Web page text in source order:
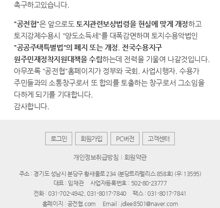
촉구하고있습니다.
"공전협"은 앞으로도 토지관련보상법령을 현실에 맞게 개정하고
토지강제수용시 "양도소득세"를 대폭감면하며 토지수용악법인
"공공주택특별법"의 폐지 또는 개정 전국수용지구
원주민재정착지원대책을 수립하는데 전력을 기울여 나갈것입니다.
아무쪼록 "공전협"홈페이지가 정부와 국회. 사업시행자. 수용가
주민들과의 소통창구로서 또 합의를 토출하는 창구로서 그소임을
다하게 되기를 기대합니다.
감사합니다.
로그인 회원가입 PC버전 고객센터
개인정보취급방침 회원약관
주소 : 경기도 성남시 분당구 황새울로 234 (분당트라펠리스 858호) (우:13595)
대표 : 임채관
사업자등록번호 : 502-80-23777
전화 : 031-702-4942, 031-8017-7840
팩스 : 031-8017-7841
홈페이지 : 공전협.com
Email : jdlee8501@naver.com